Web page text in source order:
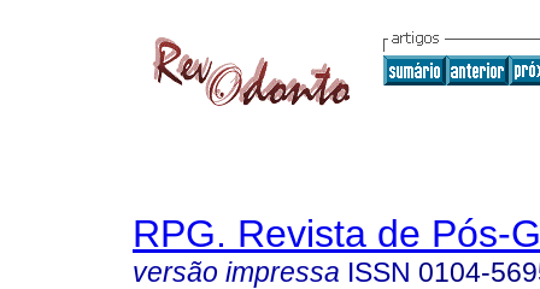
RPG. Revista de Pós-
versão impressa ISSN 0104-